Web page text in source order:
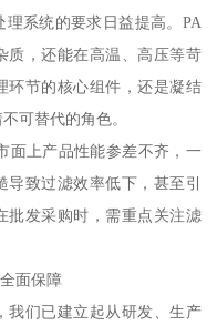
系统的要求日益提高。PA
质，还能在高温、高压等苛
环节的核心组件，还是凝结
可替代的角色。
面上产品性能参差不齐，一
致过滤效率低下，甚至引
批发采购时，需重点关注滤
面保障
我们已建立起从研发、生产